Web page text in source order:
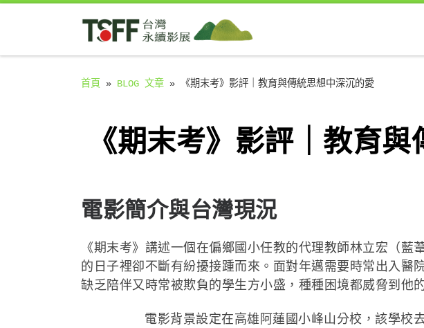
Skip to content
首頁 » BLOG 文章 » 《期末考》影評｜教育與傳統思想中深沉的愛
《期末考》影評｜教育
電影簡介與台灣現況
《期末考》講述一個在偏鄉國小任教的代理教師林立宏（
的日子裡卻不斷有紛擾接踵而來。面對年邁需要時常出入醫
缺乏陪伴又時常被欺負的學生方小盛，種種困境都威脅到他
電影背景設定在高雄阿蓮國小峰山分校，該學校去年